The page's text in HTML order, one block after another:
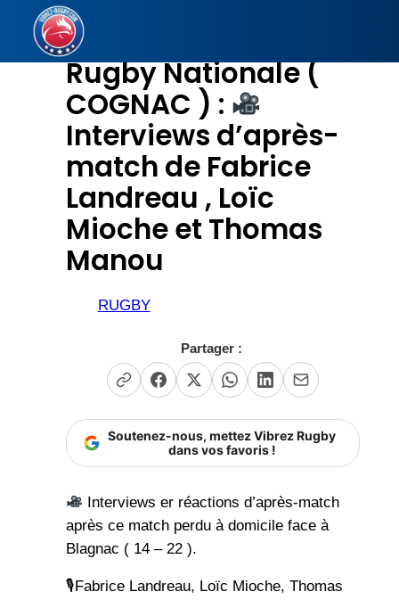
Aller
contenu Rugby Nationale (
COGNAC ) :
Interviews d’après-
match de Fabrice
Landreau , Loïc
Mioche et Thomas
Manou
RUGBY
Partager :
Soutenez-nous, mettez Vibrez Rugby
dans vos favoris !
Interviews er réactions d’après-match
après ce match perdu à domicile face à
Blagnac ( 14 – 22 ).
🎙Fabrice Landreau, Loïc Mioche, Thomas